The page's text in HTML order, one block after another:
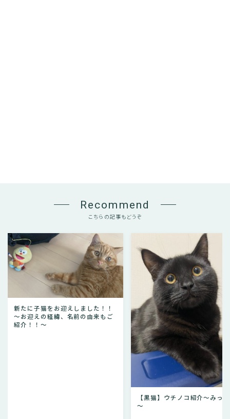
Recommend
こちらの記事もどうぞ
新たに子猫をお迎えしました！！
～お迎えの経緯、名前の由来もご
紹介！！～
【黒猫】ウチノコ紹介～みっ
～